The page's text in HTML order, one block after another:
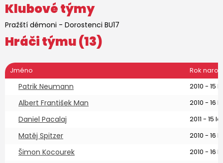
Klubové týmy
Pražští démoni - Dorostenci BU17
Hráči týmu (13)
Jméno Rok
Patrik Neumann 2010 - 15
Albert František Man 2010 - 16
Daniel Pacalaj 2011 - 15 let
Matěj Spitzer 2010 - 16
Šimon Kocourek 2010 - 16